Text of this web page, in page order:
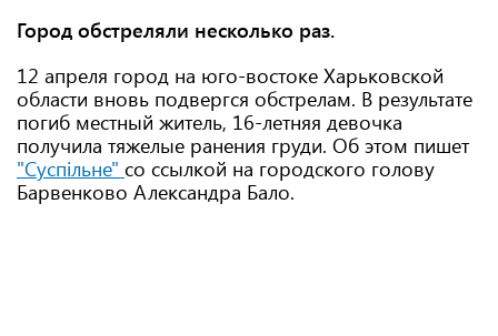
Город обстреляли несколько раз.
12 апреля город на юго-востоке Харьковской
области вновь подвергся обстрелам. В результате
погиб местный житель, 16-летняя девочка
получила тяжелые ранения груди. Об этом пишет
"Суспільне" со ссылкой на городского голову
Барвенково Александра Бало.